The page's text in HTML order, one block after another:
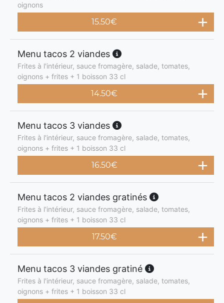
oignons
15.50€
Menu tacos 2 viandes
Frites à l'intérieur, sauce fromagère, salade, tomates,
oignons + frites + 1 boisson 33 cl
14.50€
Menu tacos 3 viandes
Frites à l'intérieur, sauce fromagère, salade, tomates,
oignons + frites + 1 boisson 33 cl
16.50€
Menu tacos 2 viandes gratinés
Frites à l'intérieur, sauce fromagère, salade, tomates,
oignons + frites + 1 boisson 33 cl
17.50€
Menu tacos 3 viandes gratiné
Frites à l'intérieur, sauce fromagère, salade, tomates,
oignons + frites + 1 boisson 33 cl